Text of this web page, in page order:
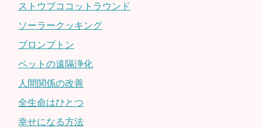
ストウブココットラウンド
ソーラークッキング
ブロンプトン
ペットの遠隔浄化
人間関係の改善
全生命はひとつ
幸せになる方法